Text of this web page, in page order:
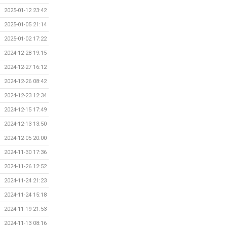
2025-01-12 23:42
2025-01-05 21:14
2025-01-02 17:22
2024-12-28 19:15
2024-12-27 16:12
2024-12-26 08:42
2024-12-23 12:34
2024-12-15 17:49
2024-12-13 13:50
2024-12-05 20:00
2024-11-30 17:36
2024-11-26 12:52
2024-11-24 21:23
2024-11-24 15:18
2024-11-19 21:53
2024-11-13 08:16